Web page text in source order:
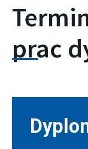
prac